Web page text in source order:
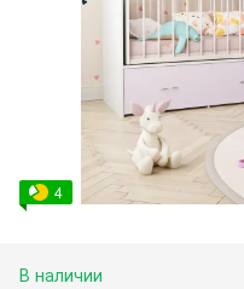
4
В наличии